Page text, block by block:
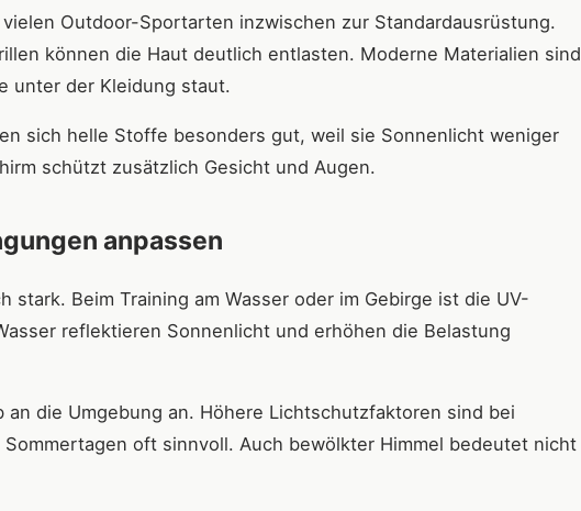
Outdoor-Sportarten inzwischen zur Standardausrüstung.
können die Haut deutlich entlasten. Moderne Materialien sind
unter der Kleidung staut.
sich helle Stoffe besonders gut, weil sie Sonnenlicht weniger
schützt zusätzlich Gesicht und Augen.
anpassen
Beim Training am Wasser oder im Gebirge ist die UV-
reflektieren Sonnenlicht und erhöhen die Belastung
die Umgebung an. Höhere Lichtschutzfaktoren sind bei
oft sinnvoll. Auch bewölkter Himmel bedeutet nicht